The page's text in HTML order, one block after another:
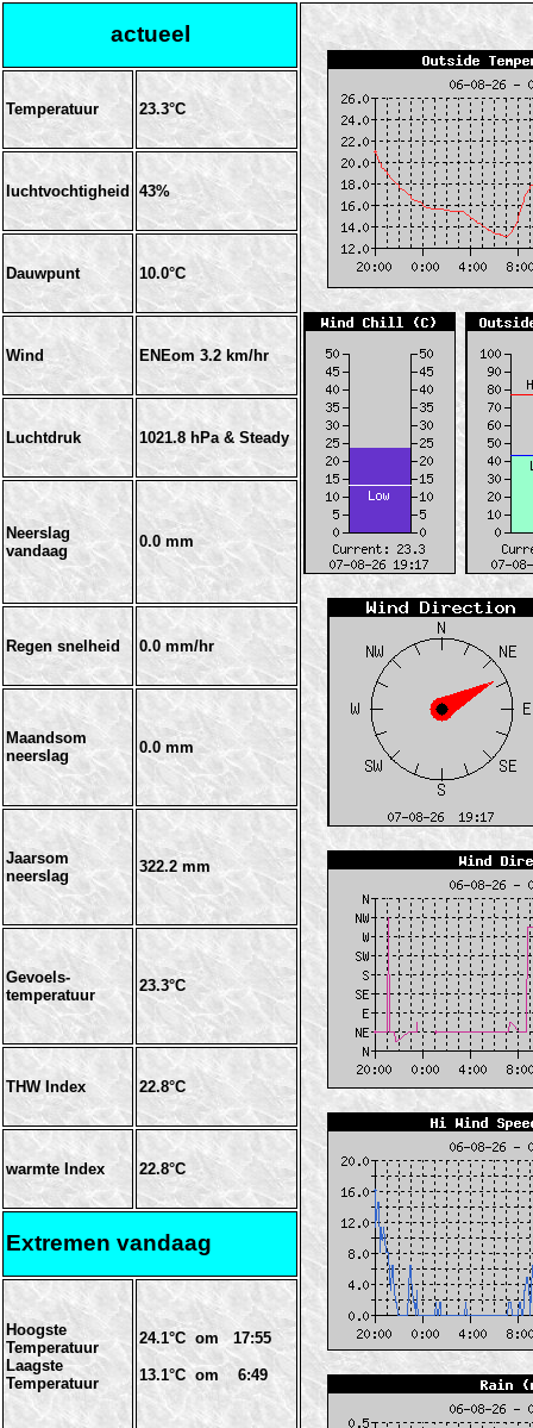
actueel
Temperatuur 23.3°C
luchtvochtigheid 43%
Dauwpunt 10.0°C
Wind ENEom 3.2 km/hr
Luchtdruk 1021.8 hPa & Steady
Neerslag
vandaag
0.0 mm
Regen snelheid 0.0 mm/hr
Maandsom
neerslag
0.0 mm
Jaarsom
neerslag
322.2 mm
Gevoels-
temperatuur
23.3°C
THW Index 22.8°C
warmte Index 22.8°C
Extremen vandaag
Hoogste
Temperatuur
Laagste
Temperatuur
24.1°C om 17:55
13.1°C om 6:49